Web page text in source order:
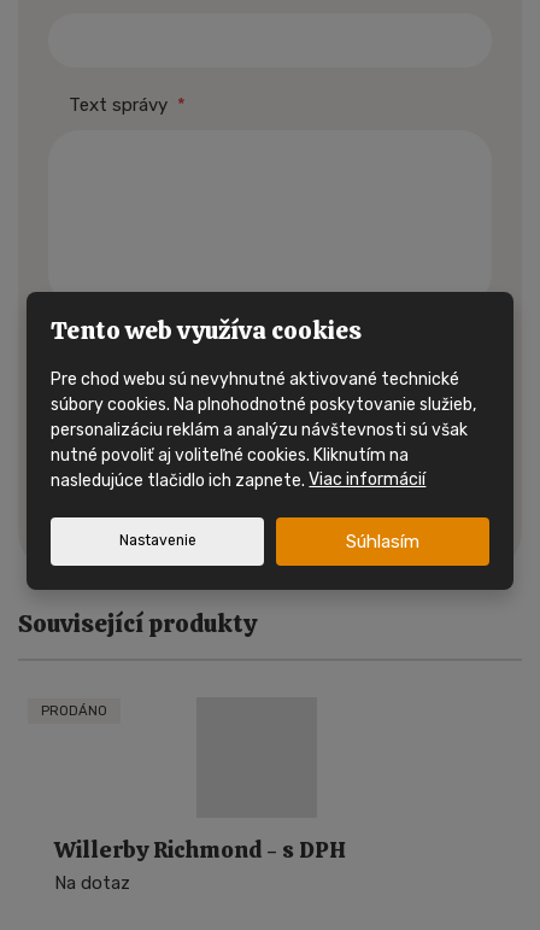
Text správy *
aby sme vám mohli odpovedať. Ochranuosobných údajov
berieme veľmi vážne.
Odoslať
nepodarilo
odoslať
Související produkty
Willerby Richmond - s DPH
Na dotaz
PRODÁNO
Tento web využíva cookies
Pre chod webu sú nevyhnutné aktivované technické
súbory cookies. Na plnohodnotné poskytovanie služieb,
personalizáciu reklám a analýzu návštevnosti sú však
nutné povoliť aj voliteľné cookies. Kliknutím na
nasledujúce tlačidlo ich zapnete.Viac informácií
Nastavenie Súhlasím